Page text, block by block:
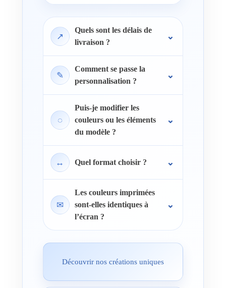
↗
Quels sont les délais de
livraison ?
✎
Comment se passe la
personnalisation ?
◌
Puis-je modifier les
couleurs ou les éléments
du modèle ?
↔ Quel format choisir ?
✉
Les couleurs imprimées
sont-elles identiques à
l’écran ?
Découvrir nos créations uniques